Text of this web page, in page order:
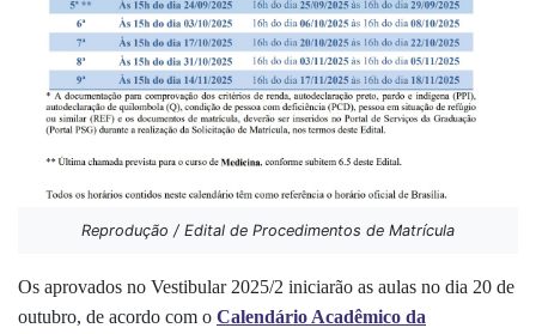
Reprodução / Edital de Procedimentos de Matrícula
Os aprovados no Vestibular 2025/2 iniciarão as aulas no dia 20 de
outubro, de acordo com o Calendário Acadêmico da